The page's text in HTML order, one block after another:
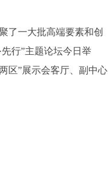
了一大批高端要素和创
行”主题论坛今日举
区”展示会客厅、副中心